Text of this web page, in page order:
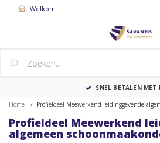
Welkom
SNEL BETALEN MET
Home Profieldeel Meewerkend leidinggevende
Profieldeel Meewerkend
algemeen